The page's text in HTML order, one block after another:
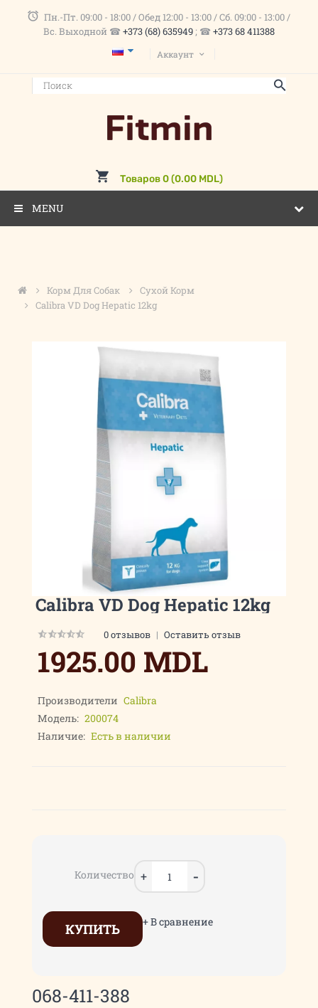
Пн.-Пт. 09:00 - 18:00 / Обед 12:00 - 13:00 / Сб. 09:00 - 13:00 /
Вс. Выходной ☎+373 (68) 635949 ; ☎+373 68 411388
Аккаунт
Товаров 0 (0.00 MDL)
MENU
Корм Для Собак
Сухой Корм
Calibra VD Dog Hepatic 12kg
Calibra VD Dog Hepatic 12kg
0 отзывов | Оставить отзыв
1925.00 MDL
Производители Calibra
Модель: 200074
Наличие: Есть в наличии
Количество
КУПИТЬ + В сравнение
068-411-388